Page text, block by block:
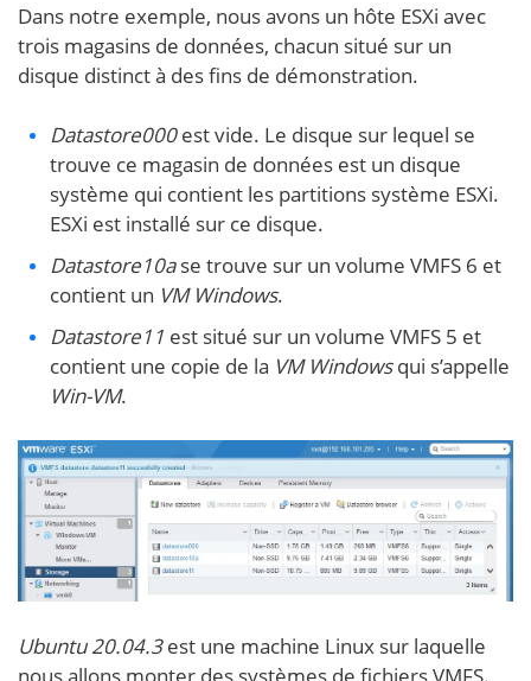
Dans notre exemple, nous avons un hôte ESXi avec
trois magasins de données, chacun situé sur un
disque distinct à des fins de démonstration.
Datastore000est vide. Le disque sur lequel se
trouve ce magasin de données est un disque
système qui contient les partitions système ESXi.
ESXi est installé sur ce disque.
Datastore10ase trouve sur un volume VMFS 6 et
contient un VM Windows.
Datastore11 est situé sur un volume VMFS 5 et
contient une copie de la VM Windowsqui s’appelle
Win-VM.
Ubuntu 20.04.3est une machine Linux sur laquelle